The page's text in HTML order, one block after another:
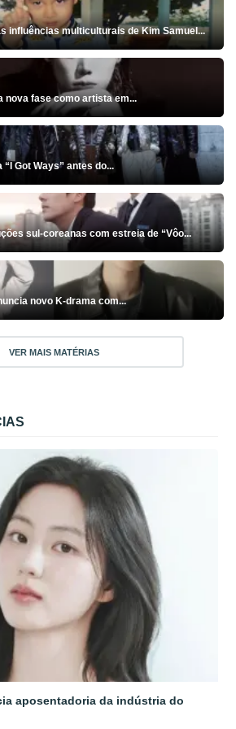
influências multiculturais de Kim Samuel...
nova fase como artista em...
“I Got Ways” antes do...
sul-coreanas com estreia de “Vôo...
novo K-drama com...
VER MAIS MATÉRIAS
aposentadoria da indústria do